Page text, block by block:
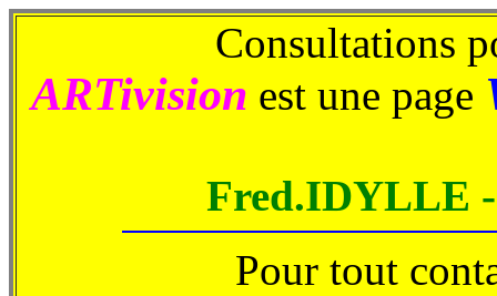
Consultations
ARTivision est une page
Fred.IDYLLE
Pour tout